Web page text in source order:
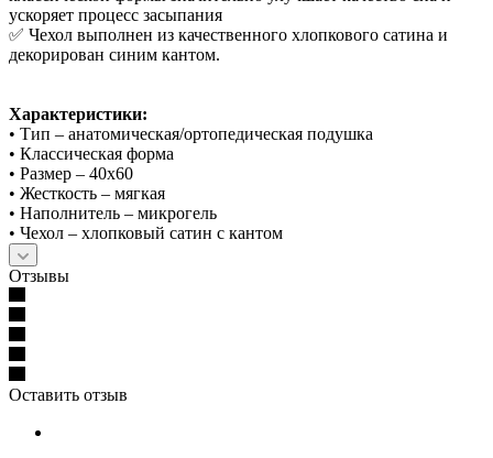
ускоряет процесс засыпания
✅ Чехол выполнен из качественного хлопкового сатина и
декорирован синим кантом.
Характеристики:
• Тип – анатомическая/ортопедическая подушка
• Классическая форма
• Размер – 40x60
• Жесткость – мягкая
• Наполнитель – микрогель
• Чехол – хлопковый сатин с кантом
Отзывы
Оставить отзыв